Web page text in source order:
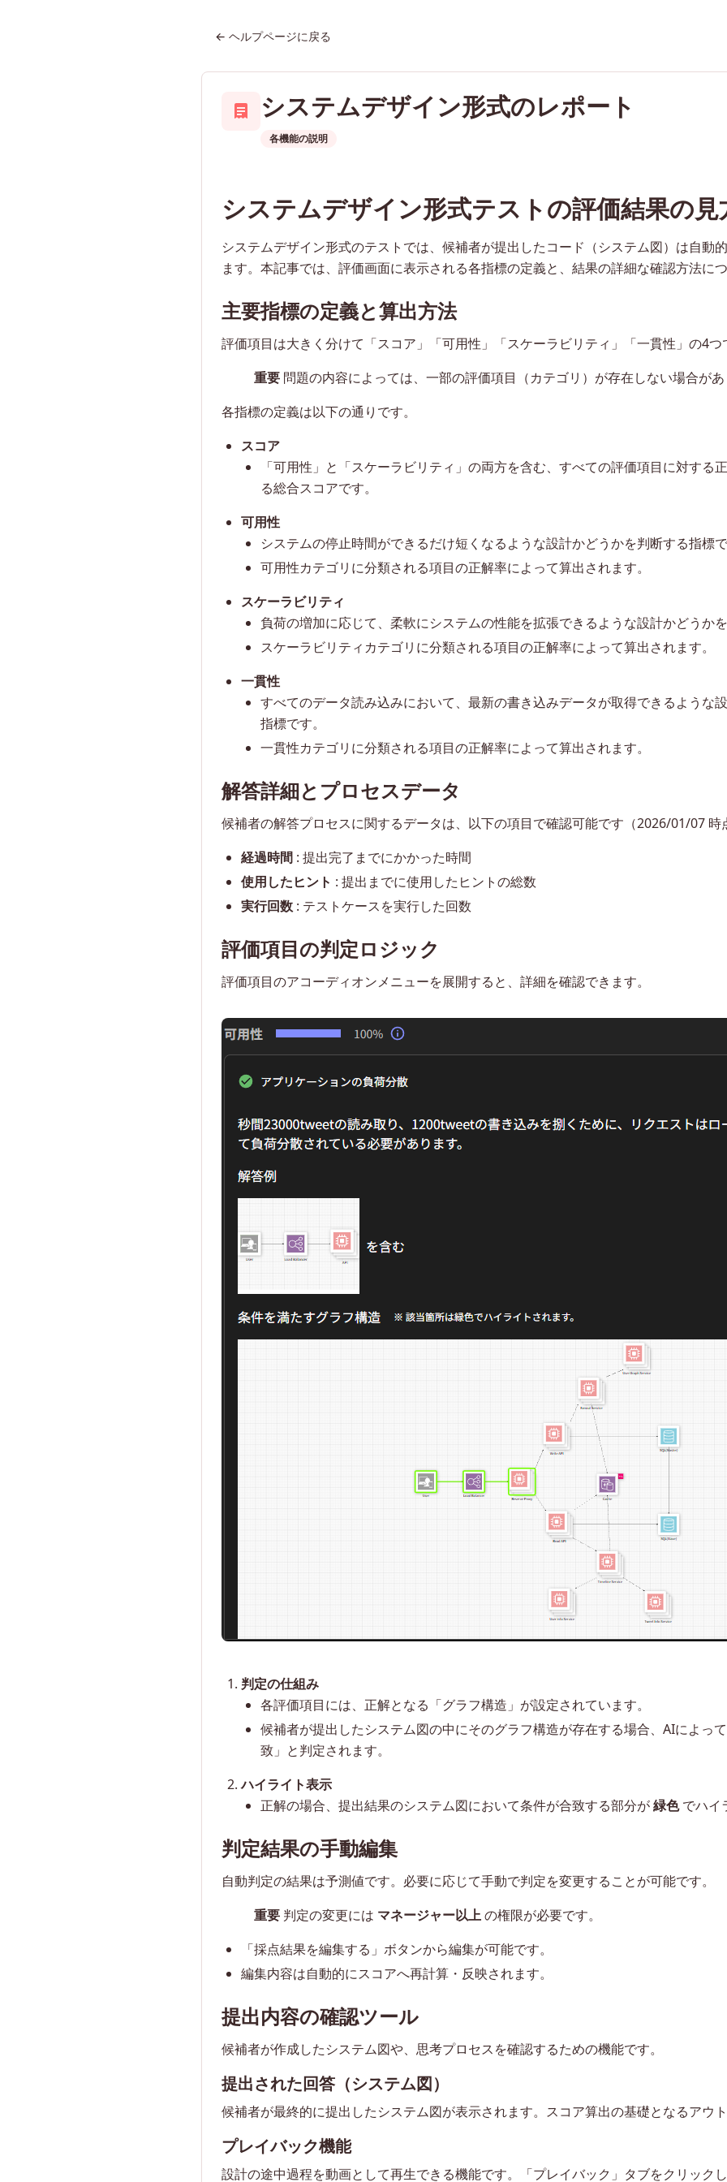
← ヘルプページに戻る
システムデザイン形式のレポート
各機能の説明
システムデザイン形式テストの評価結果の見
システムデザイン形式のテストでは、候補者が提出したコード（システム図）は自動
ます。本記事では、評価画面に表示される各指標の定義と、結果の詳細な確認方法に
主要指標の定義と算出方法
評価項目は大きく分けて「スコア」「可用性」「スケーラビリティ」「一貫性」の4
重要 問題の内容によっては、一部の評価項目（カテゴリ）が存在しない場合が
各指標の定義は以下の通りです。
スコア
「可用性」と「スケーラビリティ」の両方を含む、すべての評価項目に対する
る総合スコアです。
可用性
システムの停止時間ができるだけ短くなるような設計かどうかを判断する指標
可用性カテゴリに分類される項目の正解率によって算出されます。
スケーラビリティ
負荷の増加に応じて、柔軟にシステムの性能を拡張できるような設計かどうか
スケーラビリティカテゴリに分類される項目の正解率によって算出されます。
一貫性
すべてのデータ読み込みにおいて、最新の書き込みデータが取得できるような
指標です。
一貫性カテゴリに分類される項目の正解率によって算出されます。
解答詳細とプロセスデータ
候補者の解答プロセスに関するデータは、以下の項目で確認可能です（2026/01/07 時
経過時間 : 提出完了までにかかった時間
使用したヒント : 提出までに使用したヒントの総数
実行回数 : テストケースを実行した回数
評価項目の判定ロジック
評価項目のアコーディオンメニューを展開すると、詳細を確認できます。
判定の仕組み
各評価項目には、正解となる「グラフ構造」が設定されています。
候補者が提出したシステム図の中にそのグラフ構造が存在する場合、AIによっ
致」と判定されます。
ハイライト表示
正解の場合、提出結果のシステム図において条件が合致する部分が緑色でハイ
判定結果の手動編集
自動判定の結果は予測値です。必要に応じて手動で判定を変更することが可能です。
重要 判定の変更には マネージャー以上の権限が必要です。
「採点結果を編集する」ボタンから編集が可能です。
編集内容は自動的にスコアへ再計算・反映されます。
提出内容の確認ツール
候補者が作成したシステム図や、思考プロセスを確認するための機能です。
提出された回答（システム図）
候補者が最終的に提出したシステム図が表示されます。スコア算出の基礎となるアウ
プレイバック機能
設計の途中過程を動画として再生できる機能です。「プレイバック」タブをクリック